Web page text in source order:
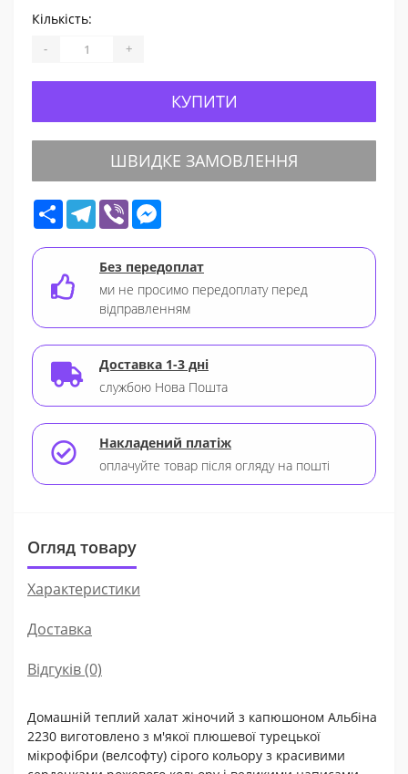
Кількість:
- +
КУПИТИ
ШВИДКЕ ЗАМОВЛЕННЯ
Share Telegram
Viber
Без передоплат
ми не просимо передоплату перед
відправленням
Доставка 1-3 дні
службою Нова Пошта
Накладений платіж
оплачуйте товар після огляду на пошті
Огляд товару
Характеристики
Доставка
Відгуків (0)
Домашній теплий халат жіночий з капюшоном Альбіна
2230 виготовлено з м'якої плюшевої турецької
мікрофібри (велсофту) сірого кольору з красивими